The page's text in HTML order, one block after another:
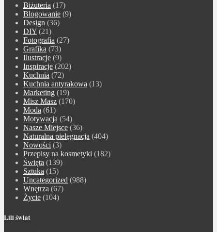
Biżuteria (17)
Blogowanie (9)
Design (36)
DIY (21)
Fotografia (27)
Grafika (73)
Ilustracje (9)
Inspiracje (202)
Kuchnia (72)
Kuchnia antyrakowa (13)
Marketing (19)
Misz Masz (170)
Moda (61)
Motywacja (54)
Nasze Miejsce (36)
Naturalna pielęgnacja (404)
Nowości (3)
Przepisy na kosmetyki (182)
Święta (139)
Sztuka (15)
Uncategorized (988)
Wnętrza (67)
Życie (104)
Lili świat